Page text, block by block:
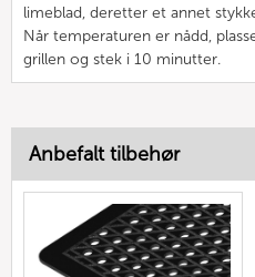
limeblad, deretter et annet
Når temperaturen er nådd,
grillen og stek i 10 minutter.
Anbefalt tilbehør